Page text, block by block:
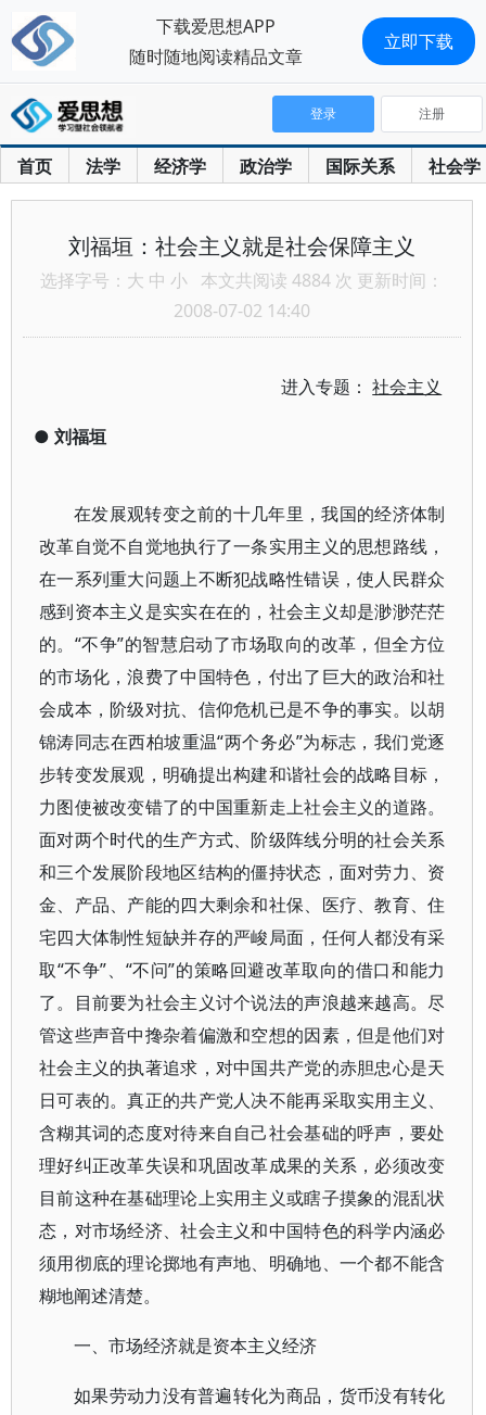
首页 法学 经济学 政治学 国际关系 社会学
登录 注册
刘福垣：社会主义就是社会保障主义
选择字号： 大 中 小 本文共阅读 4884 次 更新时间：
2008-07-02 14:40
进入专题：社会主义
● 刘福垣
在发展观转变之前的十几年里，我国的经济体制
改革自觉不自觉地执行了一条实用主义的思想路线，
在一系列重大问题上不断犯战略性错误，使人民群众
感到资本主义是实实在在的，社会主义却是渺渺茫茫
的。“不争”的智慧启动了市场取向的改革，但全方位
的市场化，浪费了中国特色，付出了巨大的政治和社
会成本，阶级对抗、信仰危机已是不争的事实。以胡
锦涛同志在西柏坡重温“两个务必”为标志，我们党逐
步转变发展观，明确提出构建和谐社会的战略目标，
力图使被改变错了的中国重新走上社会主义的道路。
面对两个时代的生产方式、阶级阵线分明的社会关系
和三个发展阶段地区结构的僵持状态，面对劳力、资
金、产品、产能的四大剩余和社保、医疗、教育、住
宅四大体制性短缺并存的严峻局面，任何人都没有采
取“不争”、“不问”的策略回避改革取向的借口和能力
了。目前要为社会主义讨个说法的声浪越来越高。尽
管这些声音中搀杂着偏激和空想的因素，但是他们对
社会主义的执著追求，对中国共产党的赤胆忠心是天
日可表的。真正的共产党人决不能再采取实用主义、
含糊其词的态度对待来自自己社会基础的呼声，要处
理好纠正改革失误和巩固改革成果的关系，必须改变
目前这种在基础理论上实用主义或瞎子摸象的混乱状
态，对市场经济、社会主义和中国特色的科学内涵必
须用彻底的理论掷地有声地、明确地、一个都不能含
糊地阐述清楚。
一、市场经济就是资本主义经济
如果劳动力没有普遍转化为商品，货币没有转化
下载爱思想APP
随时随地阅读精品文章
立即下载